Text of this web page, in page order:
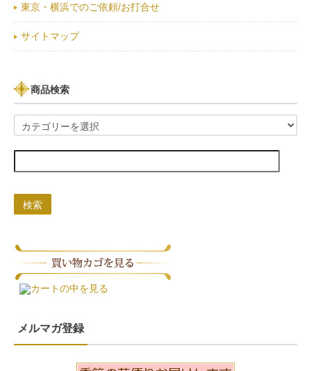
東京・横浜でのご依頼/お打合せ
サイトマップ
商品検索
検索
カートの中を見る
メルマガ登録